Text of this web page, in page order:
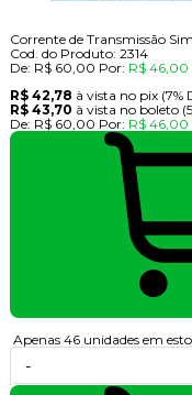
Corrente de Transmissão
Cod. do Produto: 2314
De: R$ 60,00 Por: R$ 46,00
R$ 42,78 à vista no pix (7%
R$ 43,70 à vista no boleto
De: R$ 60,00 Por: R$ 46,00
Apenas 46 unidades em
-